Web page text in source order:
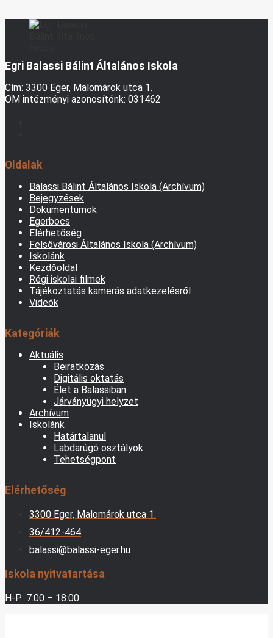
Egri Balassi Bálint Általános Iskola
Cím: 3300 Eger, Malomárok utca 1.
OM intézményi azonosítónk: 031462
Oldalak
Balassi Bálint Általános Iskola (Archívum)
Bejegyzések
Dokumentumok
Egerbocs
Elérhetőség
Felsővárosi Általános Iskola (Archívum)
Iskolánk
Kezdőoldal
Régi iskolai filmek
Tájékoztatás kamerás adatkezelésről
Videók
Kategóriák
Aktuális
Beiratkozás
Digitális oktatás
Élet a Balassiban
Járványügyi helyzet
Archívum
Iskolánk
Határtalanul
Labdarúgó osztályok
Tehetségpont
Elérhetőség
3300 Eger, Malomárok utca 1.
36/412-464
balassi@balassi-eger.hu
Iskola nyitvatartása
H-P: 7:00 – 18:00